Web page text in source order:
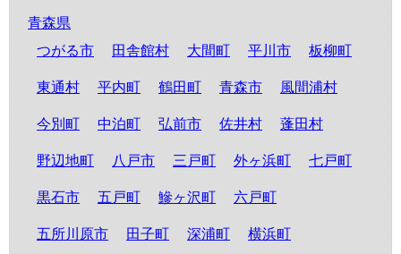
青森県
つがる市
田舎館村 大間町 平川市 板柳町
東通村 平内町 鶴田町 青森市 風間浦村
今別町 中泊町 弘前市 佐井村 蓬田村
野辺地町 八戸市 三戸町 外ヶ浜町 七戸町
黒石市 五戸町 鰺ヶ沢町 六戸町
五所川原市 田子町 深浦町 横浜町